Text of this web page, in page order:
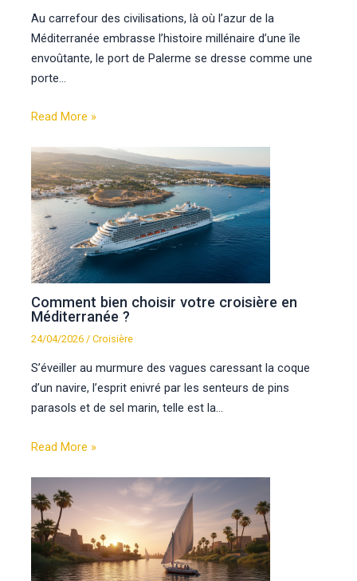
Au carrefour des civilisations, là où l’azur de la
Méditerranée embrasse l’histoire millénaire d’une île
envoûtante, le port de Palerme se dresse comme une
porte…
Read More »
Comment bien choisir votre croisière en
Méditerranée ?
24/04/2026 /Croisière
S’éveiller au murmure des vagues caressant la coque
d’un navire, l’esprit enivré par les senteurs de pins
parasols et de sel marin, telle est la…
Read More »